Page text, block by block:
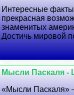
Интересные
прекрасная
знаменитых
Достичь мировой
Мысли Паскаля -
«Мысли Паскаля»